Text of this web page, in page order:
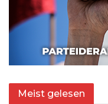
Meist gelesen